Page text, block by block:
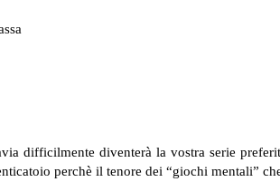
difficilmente diventerà la vostra serie
perchè il tenore dei “giochi mentali”